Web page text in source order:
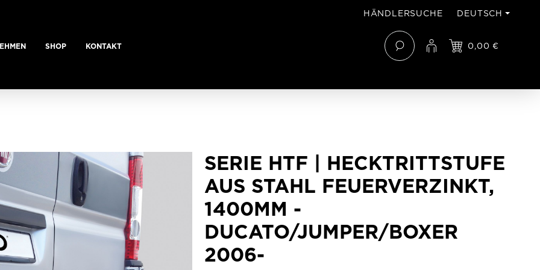
HÄNDLERSUCHE DEUTSCH
SHOP KONTAKT 0,00 €
SERIE HTF | HECKTRITTSTUFE
AUS STAHL FEUERVERZINKT,
1400MM -
DUCATO/JUMPER/BOXER
2006-